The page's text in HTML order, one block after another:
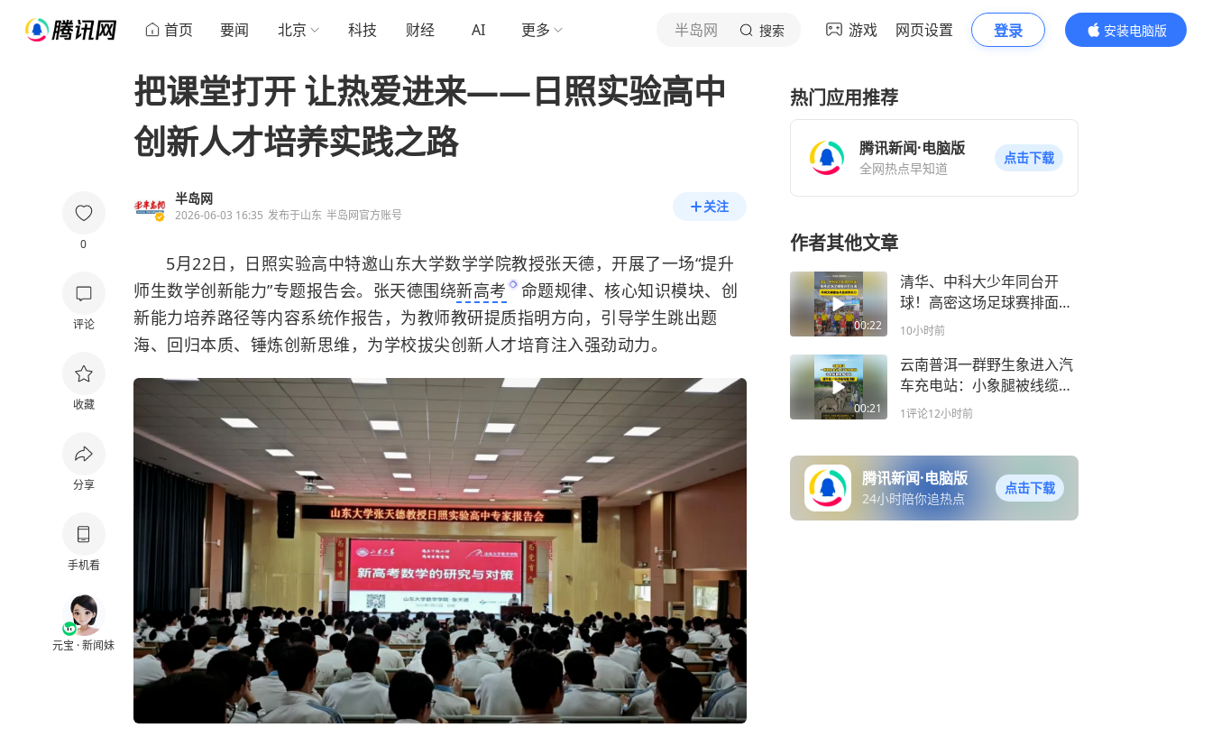
首页 要闻 北京 科技 财经 AI 更多 半岛网 搜索 游戏 网页设置 登录
安装电脑版
内容更精彩
0
评论
收藏
分享
手机看
元宝 · 新闻妹
把课堂打开 让热爱进来——日照实验高中
创新人才培养实践之路
半岛网
2026-06-03 16:35 发布于山东 半岛网官方账号
关注
5月22日，日照实验高中特邀山东大学数学学院教授张天德，开展了一场“提升
师生数学创新能力”专题报告会。张天德围绕新高考
命题规律、核心知识模块、创
新能力培养路径等内容系统作报告，为教师教研提质指明方向，引导学生跳出题
海、回归本质、锤炼创新思维，为学校拔尖创新人才培育注入强劲动力。
热门应用推荐
腾讯新闻·电脑版
全网热点早知道
点击下载
作者其他文章
00:22
清华、中科大少年同台开
球！高密这场足球赛排面拉
满，凤城文体盛会尽显城市
10小时前
00:21
云南普洱一群野生象进入汽
车充电站：小象腿被线缆卡
住 成年象一头将充电箱顶翻
1评论12小时前
腾讯新闻·电脑版
24小时陪你追热点
点击下载